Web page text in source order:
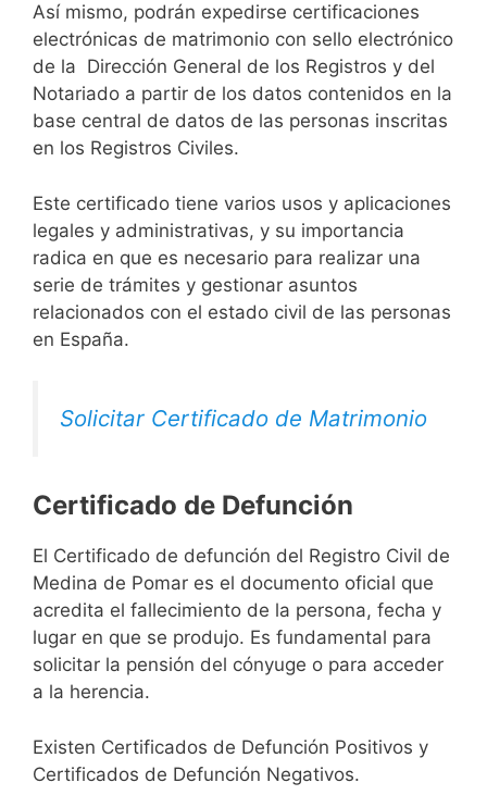
Así mismo, podrán expedirse certificaciones
electrónicas de matrimonio con sello electrónico
de la Dirección General de los Registros y del
Notariado a partir de los datos contenidos en la
base central de datos de las personas inscritas
en los Registros Civiles.
Este certificado tiene varios usos y aplicaciones
legales y administrativas, y su importancia
radica en que es necesario para realizar una
serie de trámites y gestionar asuntos
relacionados con el estado civil de las personas
en España.
Solicitar Certificado de Matrimonio
Certificado de Defunción
El Certificado de defunción del Registro Civil de
Medina de Pomar es el documento oficial que
acredita el fallecimiento de la persona, fecha y
lugar en que se produjo. Es fundamental para
solicitar la pensión del cónyuge o para acceder
a la herencia.
Existen Certificados de Defunción Positivos y
Certificados de Defunción Negativos.